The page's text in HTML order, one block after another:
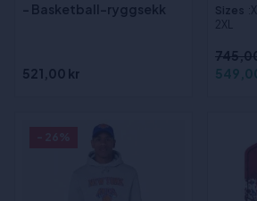
- Basketball-ryggsekk
521,00 kr
Sizes
2XL